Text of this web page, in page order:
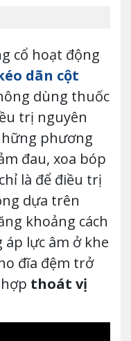
cổ hoạt động
dãn cột
dùng thuốc
trị nguyên
phương
đau, xoa bóp
là để điều trị
dựa trên
khoảng cách
áp lực âm ở khe
đĩa đệm trở
thoát vị